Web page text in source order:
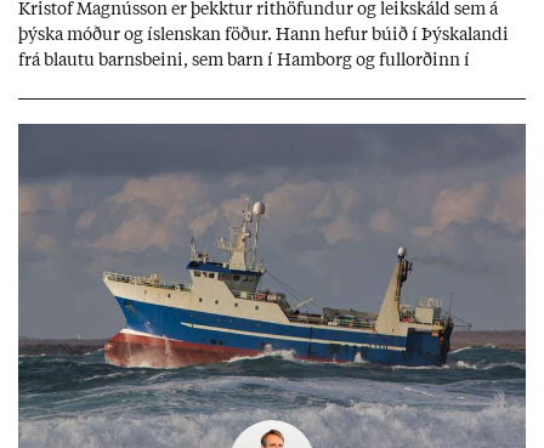
Kri­stof Magnús­son er þekkt­ur rit­höf­und­ur og leik­skáld sem á
þýska móð­ur og ís­lensk­an föð­ur. Hann hef­ur bú­ið í Þýskalandi
frá blautu barns­beini, sem barn í Ham­borg og full­orð­inn í